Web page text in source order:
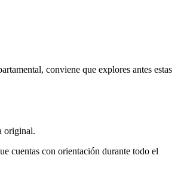
conviene que explores antes estas
original.
cuentas con orientación durante todo el